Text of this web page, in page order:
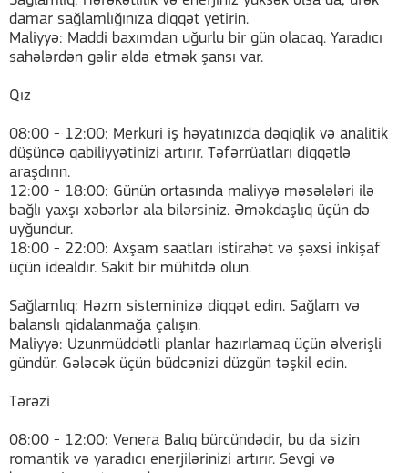
damar sağlamlığınıza diqqət yetirin.
Maliyyə: Maddi baxımdan uğurlu bir gün olacaq. Yaradıcı
sahələrdən gəlir əldə etmək şansı var.
Qız
08:00 - 12:00: Merkuri iş həyatınızda dəqiqlik və analitik
düşüncə qabiliyyətinizi artırır. Təfərrüatları diqqətlə
araşdırın.
12:00 - 18:00: Günün ortasında maliyyə məsələləri ilə
bağlı yaxşı xəbərlər ala bilərsiniz. Əməkdaşlıq üçün də
uyğundur.
18:00 - 22:00: Axşam saatları istirahət və şəxsi inkişaf
üçün idealdır. Sakit bir mühitdə olun.
Sağlamlıq: Həzm sisteminizə diqqət edin. Sağlam və
balanslı qidalanmağa çalışın.
Maliyyə: Uzunmüddətli planlar hazırlamaq üçün əlverişli
gündür. Gələcək üçün büdcənizi düzgün təşkil edin.
Tərəzi
08:00 - 12:00: Venera Balıq bürcündədir, bu da sizin
romantik və yaradıcı enerjilərinizi artırır. Sevgi və